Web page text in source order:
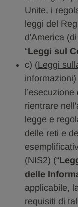
Unite, i
leggi del
d'America
“Leggi sul
c) (Leggi
informazioni
rientrare
legge e
delle reti e
(NIS2) (“
delle
applicabile,
requisiti di